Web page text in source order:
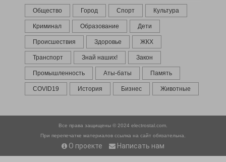
Общество Город Спорт Культура
Криминал Образование Дети
Происшествия Здоровье ЖКХ
Транспорт Знай наших! Закон
Промышленность Аты-баты Память
COVID19 История Бизнес Животные
Все права защищены © 2024 electrostal.com.
При перепечатке материалов ссылка на сайт обязательна.
О проекте Написать нам